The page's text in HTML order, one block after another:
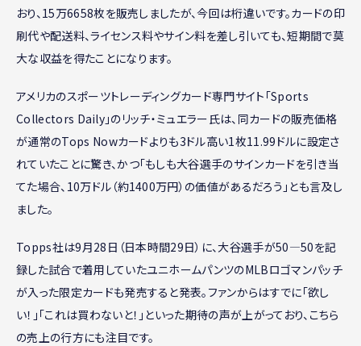
おり、15万6658枚を販売しましたが、今回は桁違いです。カードの印
刷代や配送料、ライセンス料やサイン料を差し引いても、短期間で莫
大な収益を得たことになります。
アメリカのスポーツトレーディングカード専門サイト「Sports
Collectors Daily」のリッチ・ミュエラー氏は、同カードの販売価格
が通常のTops Nowカードよりも3ドル高い1枚11.99ドルに設定さ
れていたことに驚き、かつ「もしも大谷選手のサインカードを引き当
てた場合、10万ドル（約1400万円）の価値があるだろう」とも言及し
ました。
Topps社は9月28日（日本時間29日）に、大谷選手が50―50を記
録した試合で着用していたユニホームパンツのMLBロゴマンパッチ
が入った限定カードも発売すると発表。ファンからはすでに「欲し
い！」「これは買わないと！」といった期待の声が上がっており、こちら
の売上の行方にも注目です。